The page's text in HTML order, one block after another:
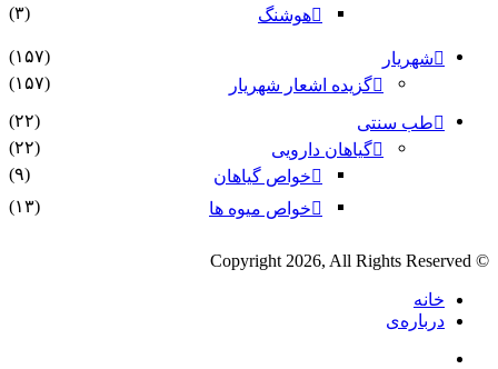
هوشنگ
(۳)
شهریار
(۱۵۷)
گزیده اشعار شهریار
(۱۵۷)
طب سنتی
(۲۲)
گیاهان دارویی
(۲۲)
خواص گیاهان
(۹)
خواص میوه ها
(۱۳)
© Copyright 2026, All Rights Reserved
خانه
درباره‌ی